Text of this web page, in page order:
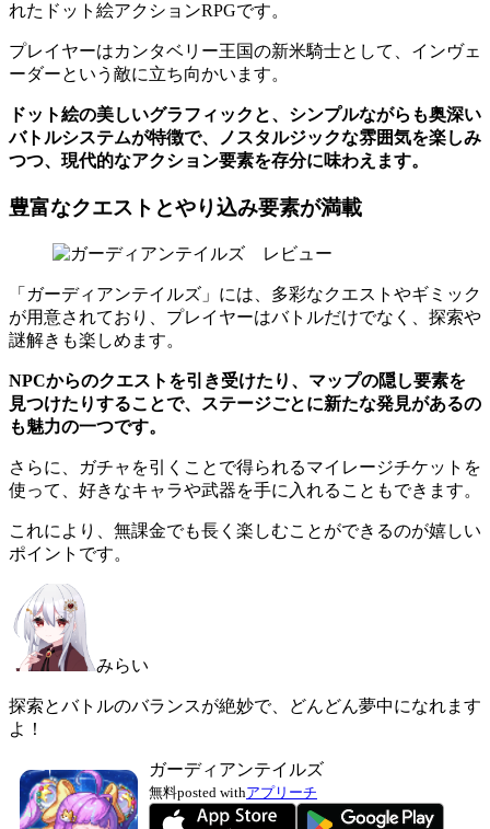
れたドット絵アクションRPGです。
プレイヤーはカンタベリー王国の新米騎士として、インヴェ
ーダーという敵に立ち向かいます。
ドット絵の美しいグラフィックと、シンプルながらも奥深い
バトルシステムが特徴で、ノスタルジックな雰囲気を楽しみ
つつ、現代的なアクション要素を存分に味わえます。
豊富なクエストとやり込み要素が満載
「ガーディアンテイルズ」には、多彩なクエストやギミック
が用意されており、プレイヤーはバトルだけでなく、探索や
謎解きも楽しめます。
NPCからのクエストを引き受けたり、マップの隠し要素を
見つけたりすることで、ステージごとに新たな発見があるの
も魅力の一つです。
さらに、ガチャを引くことで得られるマイレージチケットを
使って、好きなキャラや武器を手に入れることもできます。
これにより、無課金でも長く楽しむことができるのが嬉しい
ポイントです。
みらい
探索とバトルのバランスが絶妙で、どんどん夢中になれます
よ！
ガーディアンテイルズ
無料posted withアプリーチ